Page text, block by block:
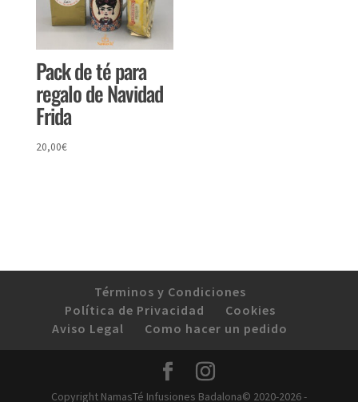
Pack de té para
regalo de Navidad
Frida
20,00€
Términos y Condiciones
Política de Privacidad
Cookies
Aviso Legal
Como hacer un pedido
Copyright NamasTé Infusiones Badalona© 2020-2026 -